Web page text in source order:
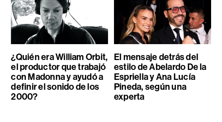
¿Quién era William Orbit,
el productor que trabajó
con Madonna y ayudó a
definir el sonido de los
2000?
El mensaje detrás del
estilo de Abelardo De la
Espriella y Ana Lucía
Pineda, según una
experta